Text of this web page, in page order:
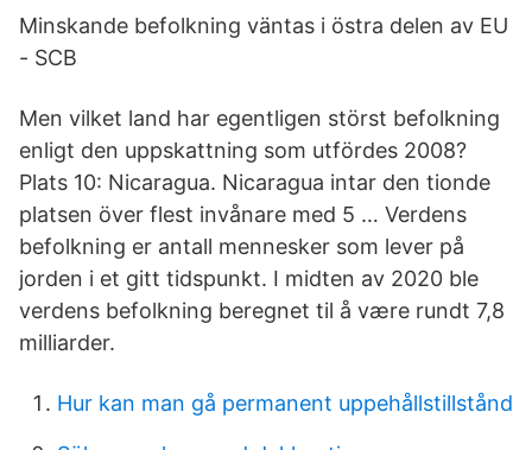
Minskande befolkning väntas i östra delen av EU
- SCB
Men vilket land har egentligen störst befolkning
enligt den uppskattning som utfördes 2008?
Plats 10: Nicaragua. Nicaragua intar den tionde
platsen över flest invånare med 5 … Verdens
befolkning er antall mennesker som lever på
jorden i et gitt tidspunkt. I midten av 2020 ble
verdens befolkning beregnet til å være rundt 7,8
milliarder.
Hur kan man gå permanent uppehållstillstånd